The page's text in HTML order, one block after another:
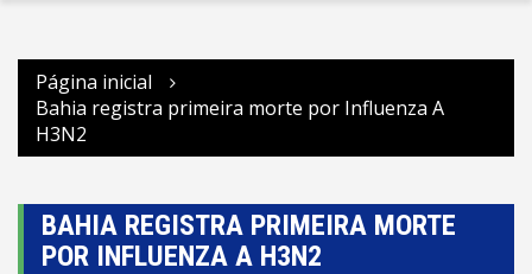
Página inicial
Bahia registra primeira morte por Influenza A
H3N2
BAHIA REGISTRA PRIMEIRA MORTE
POR INFLUENZA A H3N2